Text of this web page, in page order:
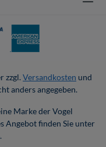
zzgl. Versandkosten und
anders angegeben.
Marke der Vogel
Angebot finden Sie unter
.